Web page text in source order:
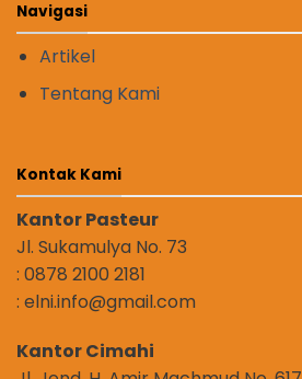
Navigasi
Artikel
Tentang Kami
Kontak Kami
Kantor Pasteur
Jl. Sukamulya No. 73
: 0878 2100 2181
: elni.info@gmail.com
Kantor Cimahi